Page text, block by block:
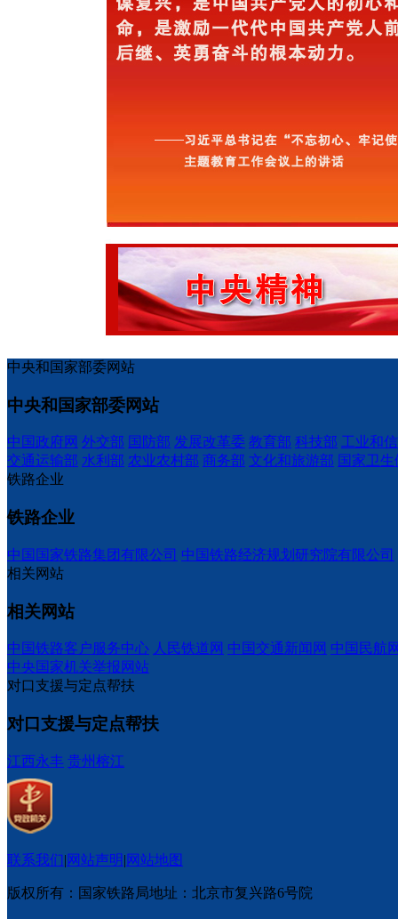
中央和国家部委网站
中央和国家部委网站
中国政府网 外交部 国防部 发展改革委 教育部 科技部 工业和
交通运输部 水利部 农业农村部 商务部 文化和旅游部 国家卫
铁路企业
铁路企业
中国国家铁路集团有限公司 中国铁路经济规划研究院有限公司
相关网站
相关网站
中国铁路客户服务中心 人民铁道网 中国交通新闻网 中国民航
中央国家机关举报网站
对口支援与定点帮扶
对口支援与定点帮扶
江西永丰 贵州榕江
联系我们|网站声明|网站地图
版权所有：国家铁路局地址：北京市复兴路6号院